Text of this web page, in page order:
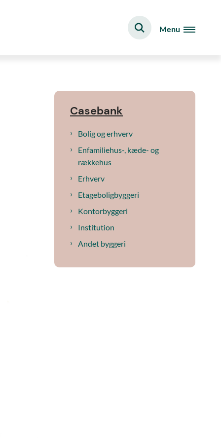
Menu
Casebank
Bolig og erhverv
Enfamiliehus-, kæde- og
rækkehus
Erhverv
Etageboligbyggeri
Kontorbyggeri
Institution
Andet byggeri